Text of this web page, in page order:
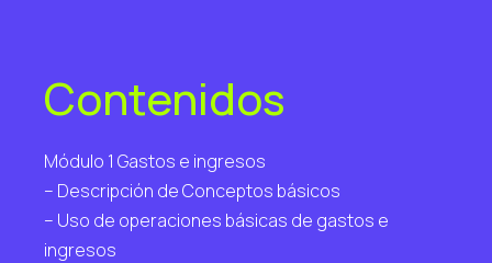
Contenidos
Módulo 1 Gastos e ingresos
– Descripción de Conceptos básicos
– Uso de operaciones básicas de gastos e
ingresos